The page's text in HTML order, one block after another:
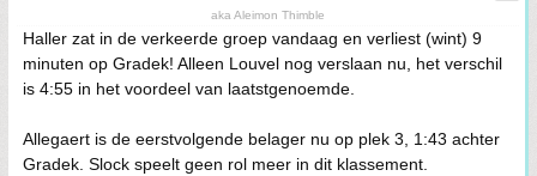
aka Aleimon Thimble
Haller zat in de verkeerde groep vandaag en verliest (wint) 9
minuten op Gradek! Alleen Louvel nog verslaan nu, het verschil
is 4:55 in het voordeel van laatstgenoemde.
Allegaert is de eerstvolgende belager nu op plek 3, 1:43 achter
Gradek. Slock speelt geen rol meer in dit klassement.